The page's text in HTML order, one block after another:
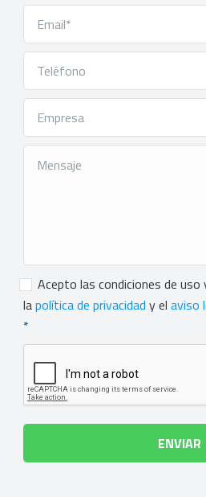
Consentimiento*
Acepto las condiciones de
lapolítica de privacidad y el aviso
*